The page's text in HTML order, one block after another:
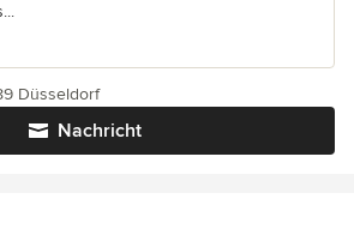
Nachricht
Düsseldorf